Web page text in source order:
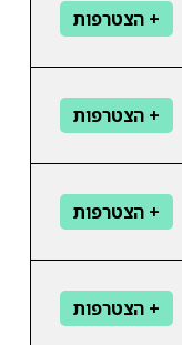
+ הצטרפות
+ הצטרפות
+ הצטרפות
+ הצטרפות